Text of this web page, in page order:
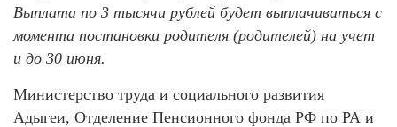
Выплата по 3 тысячи рублей будет выплачиваться с
момента постановки родителя (родителей) на учет
и до 30 июня.
Министерство труда и социального развития
Адыгеи, Отделение Пенсионного фонда РФ по РА и